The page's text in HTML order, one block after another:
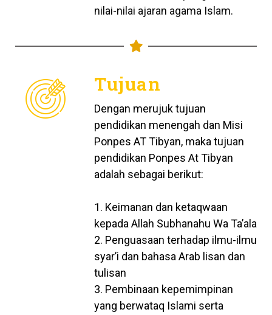
nilai-nilai ajaran agama Islam.
Tujuan
Dengan merujuk tujuan
pendidikan menengah dan Misi
Ponpes AT Tibyan, maka tujuan
pendidikan Ponpes At Tibyan
adalah sebagai berikut:
1. Keimanan dan ketaqwaan
kepada Allah Subhanahu Wa Ta’ala
2. Penguasaan terhadap ilmu-ilmu
syar’i dan bahasa Arab lisan dan
tulisan
3. Pembinaan kepemimpinan
yang berwataq Islami serta